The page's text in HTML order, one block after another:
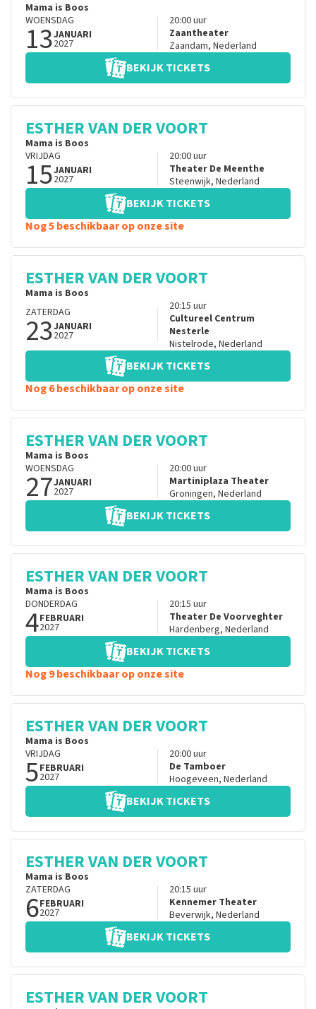
Mama is Boos
WOENSDAG
13JANUARI
2027
20:00uur
Zaantheater
Zaandam, Nederland
BEKIJK TICKETS
ESTHER VAN DER VOORT
Mama is Boos
VRIJDAG
15JANUARI
2027
20:00uur
Theater De Meenthe
Steenwijk, Nederland
BEKIJK TICKETS
Nog 5 beschikbaar op onze site
ESTHER VAN DER VOORT
Mama is Boos
ZATERDAG
23JANUARI
2027
20:15 uur
Cultureel Centrum
Nesterle
Nistelrode, Nederland
BEKIJK TICKETS
Nog 6 beschikbaar op onze site
ESTHER VAN DER VOORT
Mama is Boos
WOENSDAG
27JANUARI
2027
20:00uur
Martiniplaza Theater
Groningen, Nederland
BEKIJK TICKETS
ESTHER VAN DER VOORT
Mama is Boos
DONDERDAG
4FEBRUARI
2027
20:15 uur
Theater De Voorveghter
Hardenberg, Nederland
BEKIJK TICKETS
Nog 9 beschikbaar op onze site
ESTHER VAN DER VOORT
Mama is Boos
VRIJDAG
5FEBRUARI
2027
20:00uur
De Tamboer
Hoogeveen, Nederland
BEKIJK TICKETS
ESTHER VAN DER VOORT
Mama is Boos
ZATERDAG
6FEBRUARI
2027
20:15 uur
Kennemer Theater
Beverwijk, Nederland
BEKIJK TICKETS
ESTHER VAN DER VOORT